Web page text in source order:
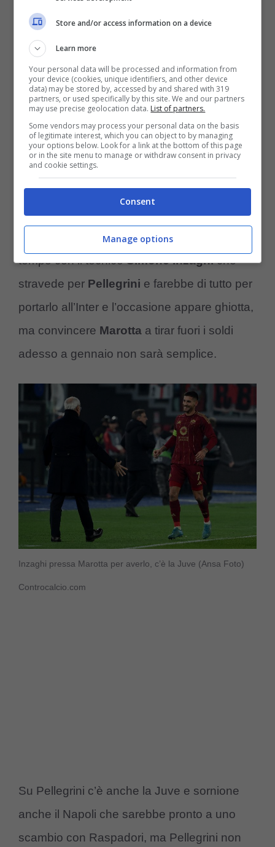
attendendo il 2025 per vedere come evolve
la situazione dalla Turchia, ma potrebbero
esserci delle clamorose sorprese anche da
un altro reparto, ovvero in mezzo al campo
conPellegriniche potrebbe lasciare la
capitale e Ranieri non è che sembra molto
sorpreso da questa situazione.
Su di lui ci sono squadre importanti come
l’Inter e la Juventus. La prima c’è da tanto
tempo con il tecnicoSimone Inzaghiche
stravede per Pellegrini e farebbe di tutto per
portarlo all’Inter e l’occasione appare ghiotta,
ma convincere Marotta a tirar fuori i soldi
adesso a gennaio non sarà semplice.
Inzaghi pressa Marotta per averlo, c’è la Juve (Ansa Foto)
Controcalcio.com
Su Pellegrini c’è anche la Juve e sornione
anche il Napoli che sarebbe pronto a uno
scambio con Raspadori, ma Pellegrini non
Store and/or access information on a device
Learn more
Your personal data will be processed and information from
your device (cookies, unique identifiers, and other device
data) may be stored by, accessed by and shared with 319
partners, or used specifically by this site. We and our partners
may use precise geolocation data. List of partners.
Some vendors may process your personal data on the basis
of legitimate interest, which you can object to by managing
your options below. Look for a link at the bottom of this page
or in the site menu to manage or withdraw consent in privacy
and cookie settings.
Consent
Manage options